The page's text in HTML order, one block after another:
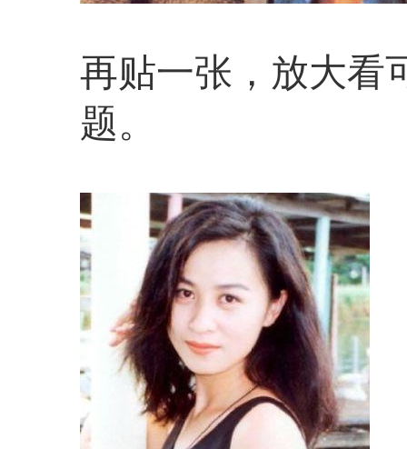
再贴一张，放大看
题。